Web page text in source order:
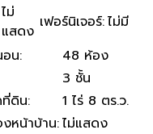
ไม่
แสดง เฟอร์นิเจอร์:ไม่มี
น:
48 ห้อง
3 ชั้น
ดิน:
1 ไร่ 8 ตร.ว.
หน้าบ้าน:ไม่แสดง